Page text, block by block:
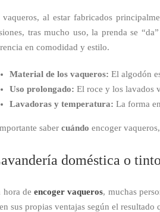
vaqueros, al estar fabricados
tras mucho uso, la prenda se
en comodidad y estilo.
Material de los vaqueros: El algodón
Uso prolongado: El roce y los lavados
Lavadoras y temperatura: La forma
saber cuándo encoger
doméstica o
hora deencoger vaqueros, muchas
sus propias ventajas según el